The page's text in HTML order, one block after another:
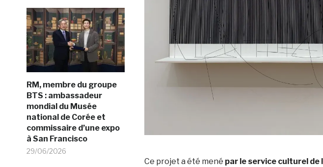
RM, membre du groupe
BTS : ambassadeur
mondial du Musée
national de Corée et
commissaire d’une expo
à San Francisco
29/06/2026
Ce projet a été mené par le service culturel de